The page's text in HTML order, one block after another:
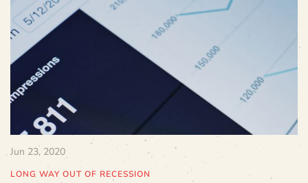
Jun 23, 2020
LONG WAY OUT OF RECESSION